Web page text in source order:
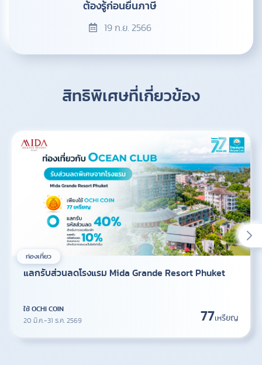
ต้องรู้ก่อนยื่นภาษี
19 ก.ย. 2566
สิทธิพิเศษที่เกี่ยวข้อง
ท่องเที่ยว
แลกรับส่วนลดโรงแรม Mida Grande Resort Phuket
ใช้ OCHI COIN
20 มี.ค.-31 ธ.ค. 2569
77เหรียญ